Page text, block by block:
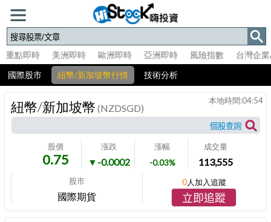
重點即時 美洲即時 歐洲即時 亞洲即時 風險指數
台灣企
國際股市
紐幣/新加坡幣行情 技術分析
紐幣/新加坡幣 (NZDSGD)
股價
0.75
漲跌
▼-0.0002
漲幅
-0.03%
成交量
113,555
股市
國際期貨
本地時間:04:54
0人加入追蹤
立即追蹤